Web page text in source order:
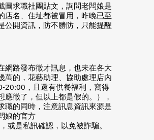
圖求職社團貼文，詢問老闆娘是
店名、住址都被冒用，昨晚已至
公開資訊，防不勝防，只能提醒
網路發布徵才訊息，也未在各大
萬的，花藝助理、協助處理店內
20:00，且還有供餐福利，寫得
應徵了，但以上都是假的。），
職的同時，注意訊息資訊來源是
娘的官方
或是私訊確認，以免被詐騙。